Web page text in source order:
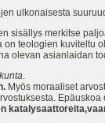
ulkonaisesta
sisällys merkitse
teologien kuviteltu
olevan asianlaidan
.
Myös moraaliset